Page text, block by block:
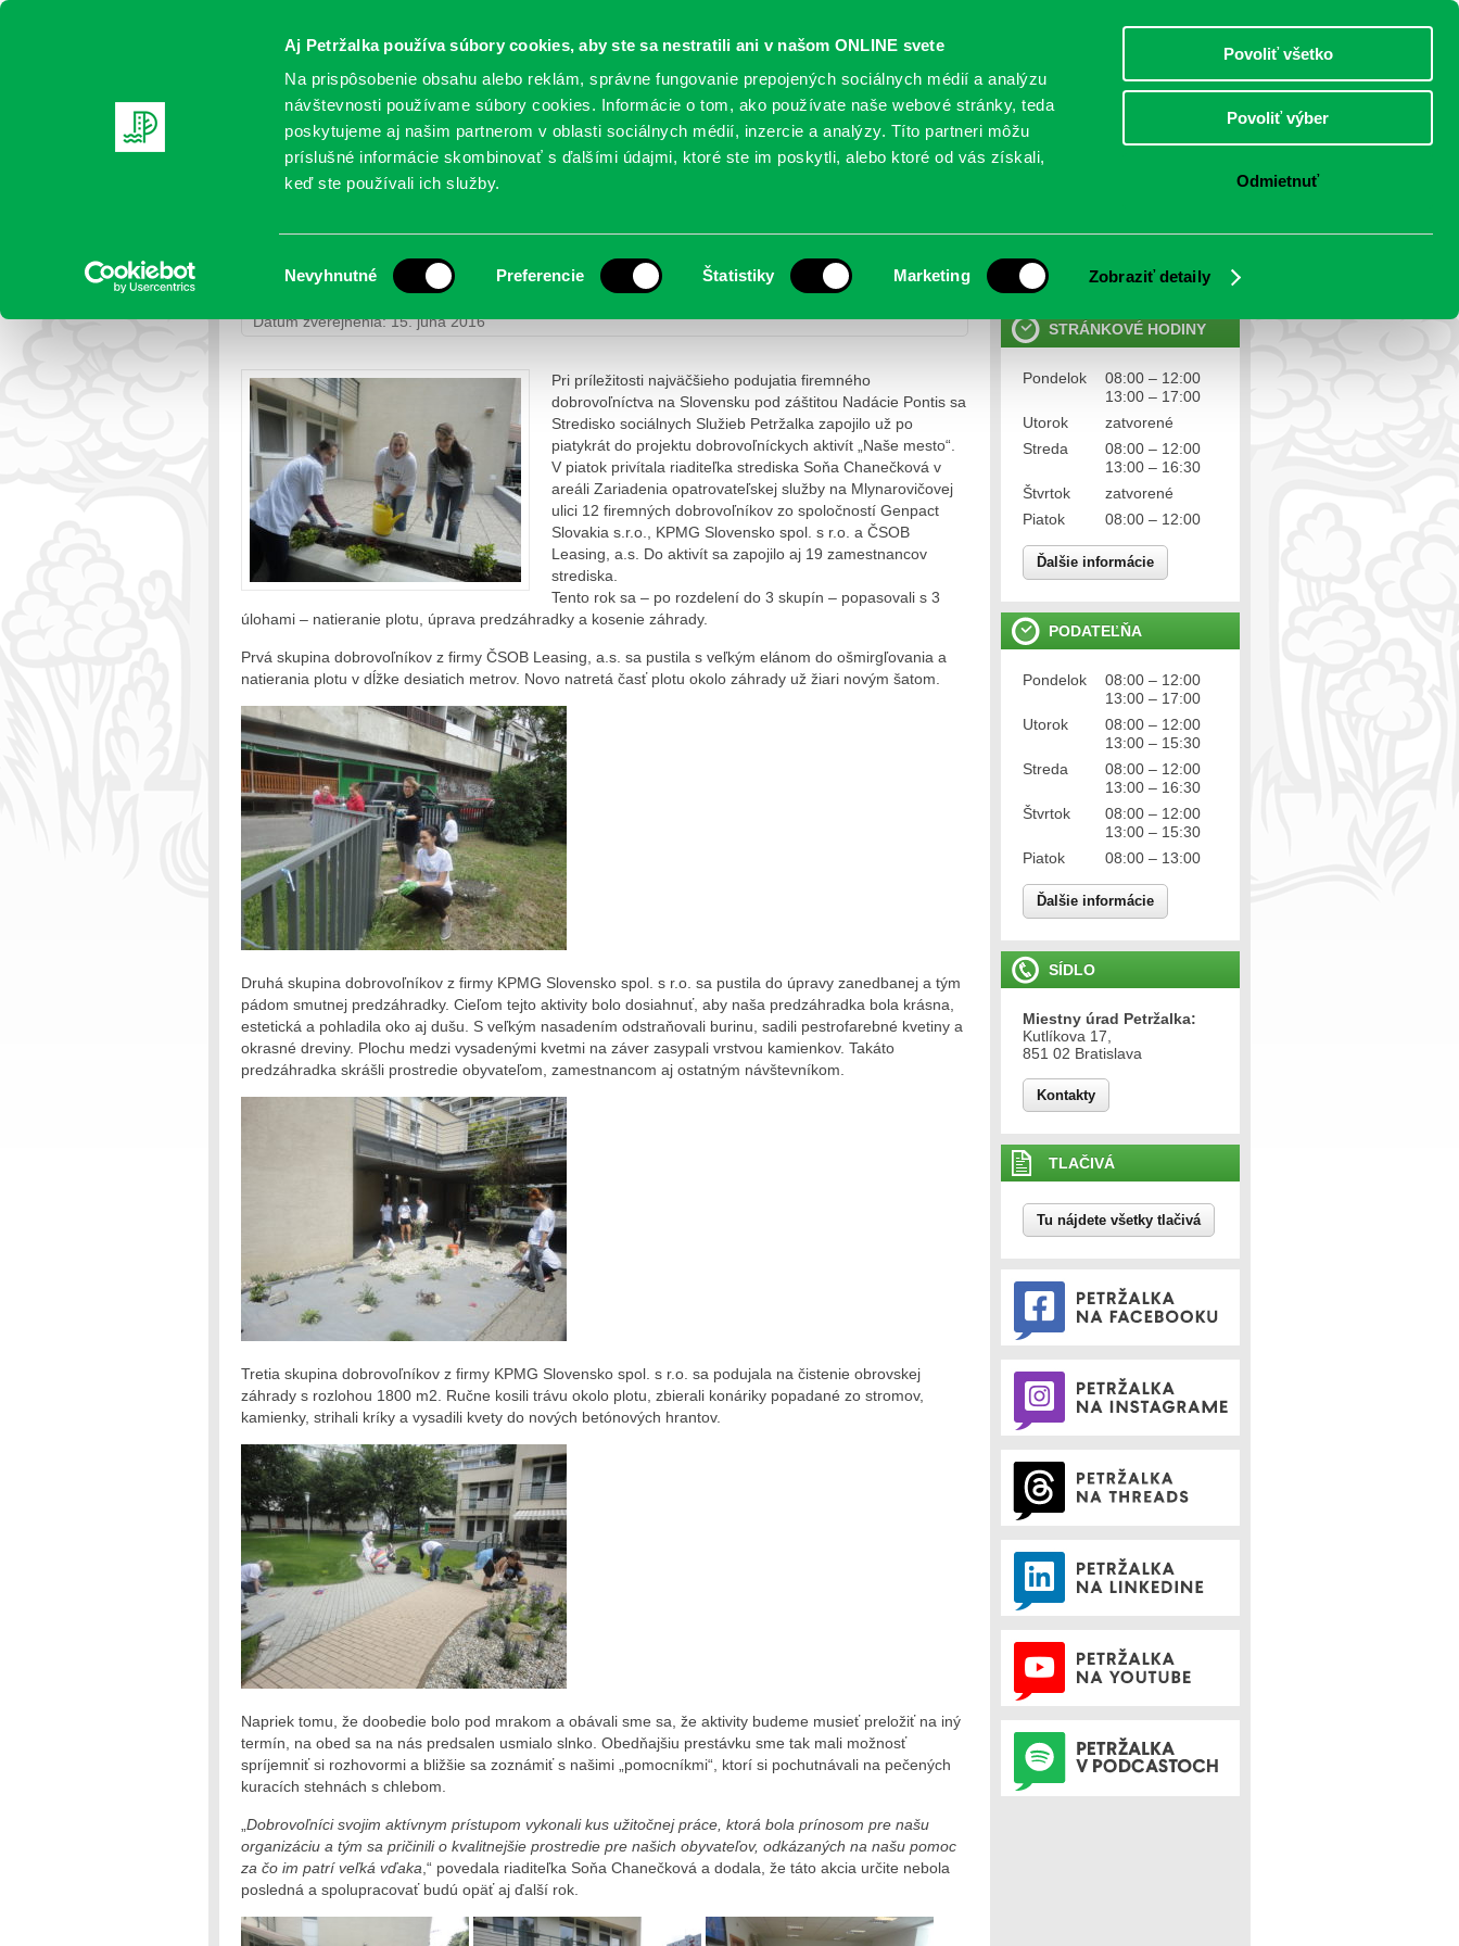
Aj Petržalka používa súbory cookies, aby ste sa nestratili ani v našom ONLINE svete
Na prispôsobenie obsahu alebo reklám, správne fungovanie prepojených sociálnych médií a analýzu
návštevnosti používame súbory cookies. Informácie o tom, ako používate naše webové stránky, teda
poskytujeme aj našim partnerom v oblasti sociálnych médií, inzercie a analýzy. Títo partneri môžu
príslušné informácie skombinovať s ďalšími údajmi, ktoré ste im poskytli, alebo ktoré od vás získali,
keď ste používali ich služby.
súhlasu
Nevyhnutné Preferencie Štatistiky Marketing Zobraziť detaily
Povoliť všetko
Povoliť výber
Odmietnuť
Oficiálne stránky
PETRŽALSKÉ KONTO
AKTUALITY SAMOSPRÁVA ORGANIZÁCIE OBLASTI NOVINY MAPY TLAČIVÁ KONTAKTY
Ochrana osobných údajov
STRÁNKOVÉ HODINY
Pondelok
08:00 – 12:00
13:00 – 17:00
Utorok
zatvorené
Streda
08:00 – 12:00
13:00 – 16:30
Štvrtok
zatvorené
Piatok
08:00 – 12:00
Ďalšie informácie
PODATEĽŇA
Pondelok
08:00 – 12:00
13:00 – 17:00
Utorok
08:00 – 12:00
13:00 – 15:30
Streda
08:00 – 12:00
13:00 – 16:30
Štvrtok
08:00 – 12:00
13:00 – 15:30
Piatok
08:00 – 13:00
Ďalšie informácie
SÍDLO
Miestny úrad Petržalka:
Kutlíkova 17,
851 02 Bratislava
Kontakty
TLAČIVÁ
Tu nájdete všetky tlačivá
Dobrovoľníci pomáhali Stredisku sociálnych služieb
Petržalka>Sociálne veci
> Dobrovoľníci pomáhali Stredisku sociálnych služieb
Dátum zverejnenia: 15. júna 2016
Pri príležitosti najväčšieho podujatia firemného
dobrovoľníctva na Slovensku pod záštitou Nadácie Pontis sa
Stredisko sociálnych Služieb Petržalka zapojilo už po
piatykrát do projektu dobrovoľníckych aktivít „Naše mesto“.
V piatok privítala riaditeľka strediska Soňa Chanečková v
areáli Zariadenia opatrovateľskej služby na Mlynarovičovej
ulici 12 firemných dobrovoľníkov zo spoločností Genpact
Slovakia s.r.o., KPMG Slovensko spol. s r.o. a ČSOB
Leasing, a.s. Do aktivít sa zapojilo aj 19 zamestnancov
strediska.
Tento rok sa – po rozdelení do 3 skupín – popasovali s 3
úlohami – natieranie plotu, úprava predzáhradky a kosenie záhrady.
Prvá skupina dobrovoľníkov z firmy ČSOB Leasing, a.s. sa pustila s veľkým elánom do ošmirgľovania a
natierania plotu v dĺžke desiatich metrov. Novo natretá časť plotu okolo záhrady už žiari novým šatom.
Druhá skupina dobrovoľníkov z firmy KPMG Slovensko spol. s r.o. sa pustila do úpravy zanedbanej a tým
pádom smutnej predzáhradky. Cieľom tejto aktivity bolo dosiahnuť, aby naša predzáhradka bola krásna,
estetická a pohladila oko aj dušu. S veľkým nasadením odstraňovali burinu, sadili pestrofarebné kvetiny a
okrasné dreviny. Plochu medzi vysadenými kvetmi na záver zasypali vrstvou kamienkov. Takáto
predzáhradka skrášli prostredie obyvateľom, zamestnancom aj ostatným návštevníkom.
Tretia skupina dobrovoľníkov z firmy KPMG Slovensko spol. s r.o. sa podujala na čistenie obrovskej
záhrady s rozlohou 1800 m2. Ručne kosili trávu okolo plotu, zbierali konáriky popadané zo stromov,
kamienky, strihali kríky a vysadili kvety do nových betónových hrantov.
Napriek tomu, že doobedie bolo pod mrakom a obávali sme sa, že aktivity budeme musieť preložiť na iný
termín, na obed sa na nás predsalen usmialo slnko. Obedňajšiu prestávku sme tak mali možnosť
spríjemniť si rozhovormi a bližšie sa zoznámiť s našimi „pomocníkmi“, ktorí si pochutnávali na pečených
kuracích stehnách s chlebom.
Dobrovoľníci svojim aktívnym prístupom vykonali kus užitočnej práce, ktorá bola prínosom pre našu
organizáciu a tým sa pričinili o kvalitnejšie prostredie pre našich obyvateľov, odkázaných na našu pomoc
za čo im patrí veľká vďaka ,“ povedala riaditeľka Soňa Chanečková a dodala, že táto akcia určite nebola
posledná a spolupracovať budú opäť aj ďalší rok.